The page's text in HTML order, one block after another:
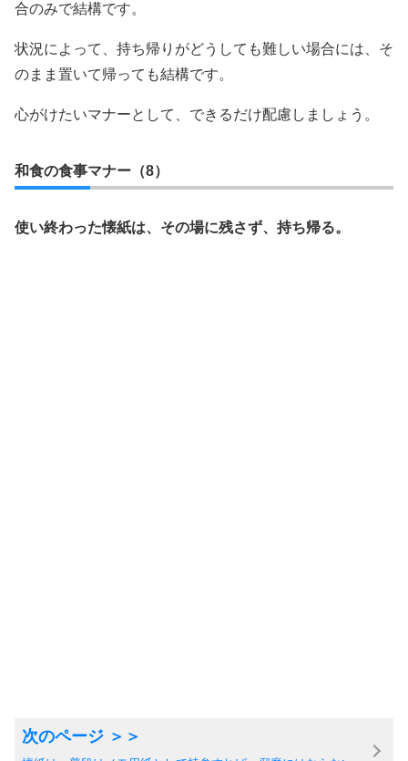
合のみで結構です。
状況によって、持ち帰りがどうしても難しい場合には、そ
のまま置いて帰っても結構です。
心がけたいマナーとして、できるだけ配慮しましょう。
和食の食事マナー（8）
使い終わった懐紙は、その場に残さず、持ち帰る。